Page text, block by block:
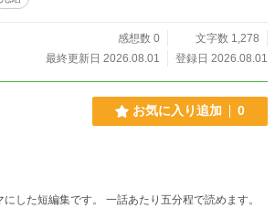
感想数 0
文字数 1,278
最終更新日 2026.08.01
登録日 2026.08.01
お気に入り追加 0
した短編集です。 一話あたり五分程で読めます。